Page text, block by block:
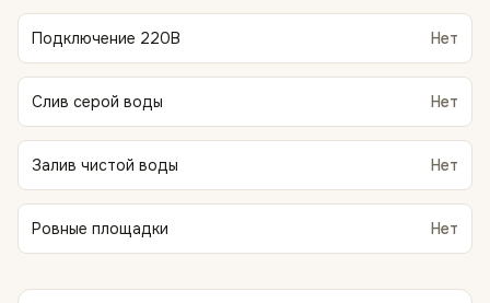
Подключение 220В Нет
Слив серой воды Нет
Залив чистой воды Нет
Ровные площадки Нет